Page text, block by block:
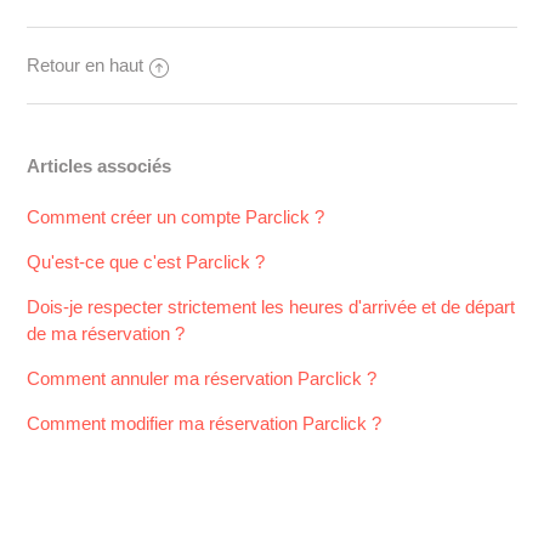
Retour en haut
Articles associés
Comment créer un compte Parclick ?
Qu'est-ce que c'est Parclick ?
Dois-je respecter strictement les heures d'arrivée et de départ
de ma réservation ?
Comment annuler ma réservation Parclick ?
Comment modifier ma réservation Parclick ?